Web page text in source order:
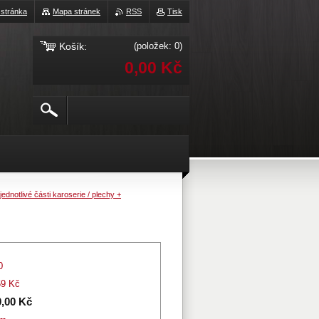
části karoserie / plechy +
Kč
Kč
Tisk
RSS
Mapa stránek
Košík: (položek: 0)
0,00 Kč